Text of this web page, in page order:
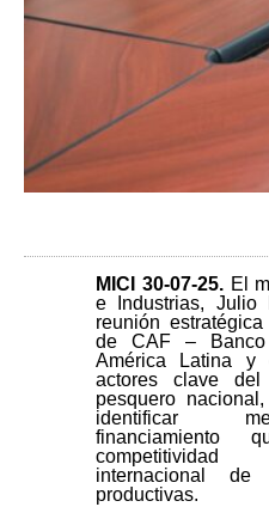
MICI 30-07-25. El
e Industrias, Julio
reunión
de CAF –
América Latina
actores clave
pesquero
identificar
financiamiento
internacional de
productivas.